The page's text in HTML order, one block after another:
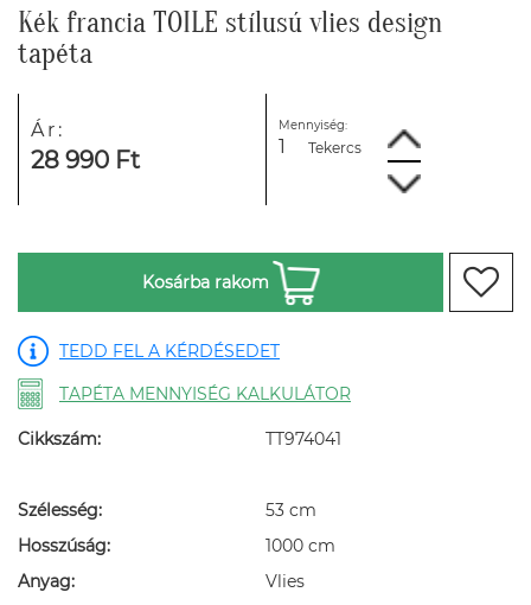
Kék francia TOILE stílusú vlies design
tapéta
Ár:
28 990 Ft
Mennyiség:
Tekercs
Kosárba rakom
TEDD FEL A KÉRDÉSEDET
TAPÉTA MENNYISÉG KALKULÁTOR
Cikkszám: TT974041
Szélesség:
53 cm
Hosszúság:
1000 cm
Anyag:
Vlies